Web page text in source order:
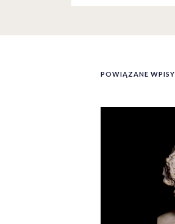
POWIĄZANE WPISY